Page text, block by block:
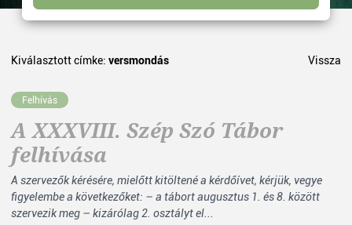
Kiválasztott címke: versmondás Vissza
Felhívás
A XXXVIII. Szép Szó Tábor
felhívása
A szervezők kérésére, mielőtt kitöltené a kérdőívet, kérjük, vegye
figyelembe a következőket: – a tábort augusztus 1. és 8. között
szervezik meg – kizárólag 2. osztályt el...